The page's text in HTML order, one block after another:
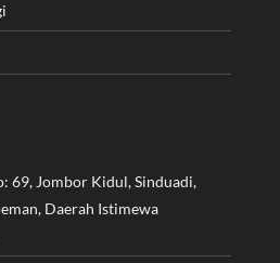
69, Jombor Kidul, Sinduadi,
Daerah Istimewa